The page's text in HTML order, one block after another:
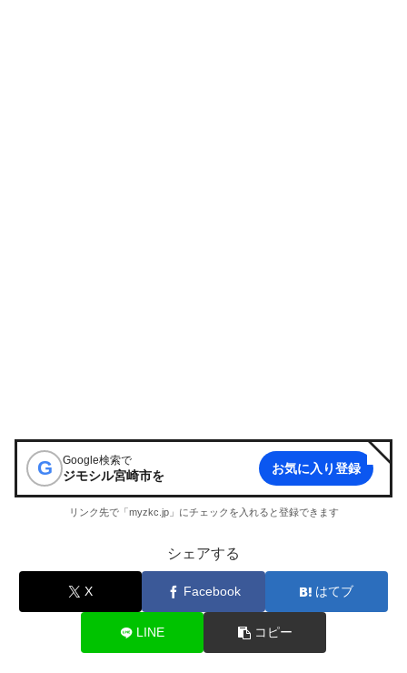
G Google検索で
ジモシル宮崎市を お気に入り登録
リンク先で「myzkc.jp」にチェックを入れると登録できます
シェアする
X Facebook はてブ
LINE コピー